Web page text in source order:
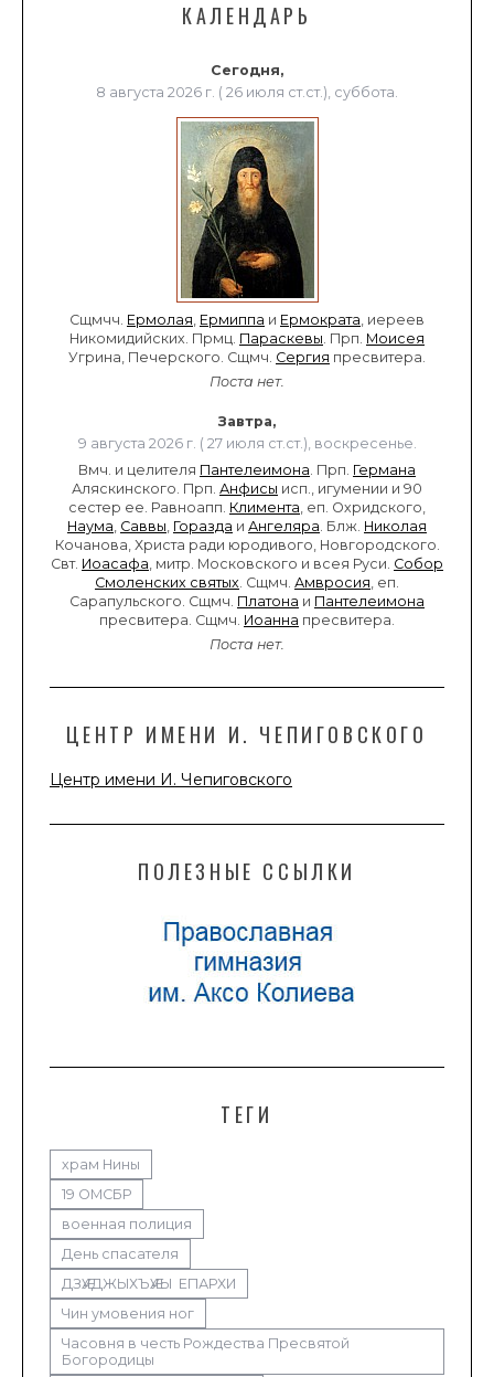
КАЛЕНДАРЬ
Сегодня,
8 августа 2026 г. ( 26 июля ст.ст.), суббота.
Сщмчч. Ермолая, Ермиппа и Ермократа, иереев
Никомидийских. Прмц. Параскевы. Прп. Моисея
Угрина, Печерского. Сщмч. Сергия пресвитера.
Поста нет.
Завтра,
9 августа 2026 г. ( 27 июля ст.ст.), воскресенье.
Вмч. и целителя Пантелеимона. Прп. Германа
Аляскинского. Прп. Анфисы исп., игумении и 90
сестер ее. Равноапп. Климента, еп. Охридского,
Наума, Саввы, Горазда и Ангеляра. Блж. Николая
Кочанова, Христа ради юродивого, Новгородского.
Свт. Иоасафа, митр. Московского и всея Руси. Собор
Смоленских святых. Сщмч. Амвросия, еп.
Сарапульского. Сщмч. Платона и Пантелеимона
пресвитера. Сщмч. Иоанна пресвитера.
Поста нет.
ЦЕНТР ИМЕНИ И. ЧЕПИГОВСКОГО
Центр имени И. Чепиговского
ПОЛЕЗНЫЕ ССЫЛКИ
ТЕГИ
храм Нины
19 ОМСБР
военная полиция
День спасателя
ДЗӔУДЖЫХЪӔУЫ ЕПАРХИ
Чин умовения ног
Часовня в честь Рождества Пресвятой
Богородицы